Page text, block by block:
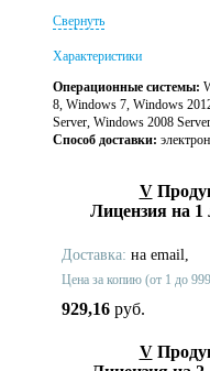
Свернуть
Характеристики
Операционные системы:
8, Windows 7, Windows
Server, Windows 2008 Server
Способ доставки:
V
Лицензия на 1
Доставка: на email,
Цена за копию (от 1 до
929,16 руб.
V